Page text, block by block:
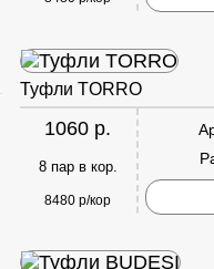
Туфли TORRO
1060 р.
8 пар в кор.
8480 р/кор